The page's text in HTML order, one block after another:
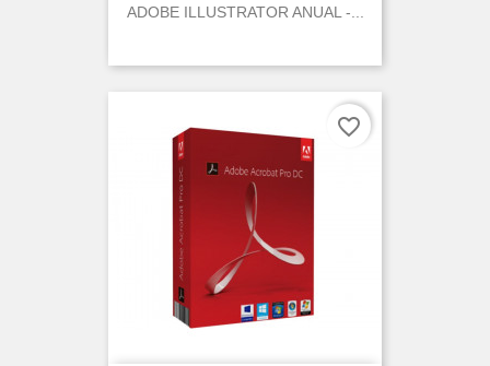
ADOBE ILLUSTRATOR ANUAL -...
favorite_border